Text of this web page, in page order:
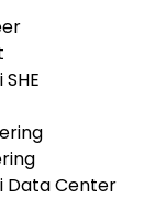
Data Center